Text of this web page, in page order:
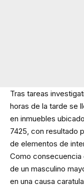
Tras tareas
horas de la tarde se
en inmuebles
7425, con resultado
de elementos de
Como consecuencia
de un masculino
en una causa